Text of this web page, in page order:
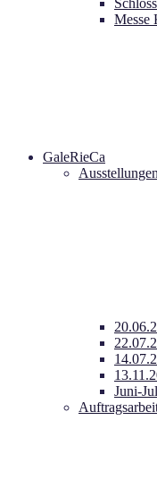
Messe
GaleRieCa
Ausstellungen
Juni-